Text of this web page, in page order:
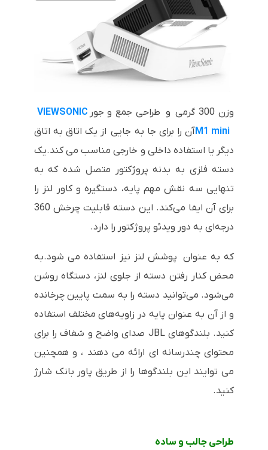
وزن 300 گرمی و طراحی جمع و جور
VIEWSONIC
M1 miniآن را برای جا به جایی از یک اتاق به اتاق
دیگر یا استفاده داخلی و خارجی مناسب می کند.یک
دسته فلزی به بدنه پروژکتور متصل شده که به
تنهایی سه نقش مهم پایه، دستگیره و کاور لنز را
برای آن ایفا می‌کند. این دسته قابلیت چرخش 360
درجه‌ای به دور ویدئو پروژکتور را دارد.
که به عنوان پوشش لنز نیز استفاده می شود.به
محض کنار رفتن دسته از جلوی لنز، دستگاه روشن
می‌شود. می‌توانید دسته را به سمت پایین چرخانده
و از آن به عنوان پایه در زاویه‌های مختلف استفاده
کنید.
بلندگوهای JBL صدای واضح و شفاف را برای
محتوای چندرسانه ای ارائه می دهند ، و همچنین
می توایند این بلندگوها را از طریق پاور بانک شارژ
کنید.
طراحی جالب و ساده